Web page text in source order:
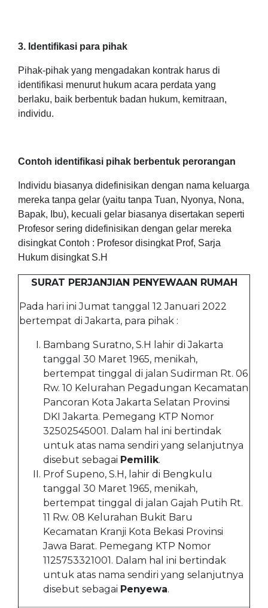
3. Identifikasi para pihak
Pihak-pihak yang mengadakan kontrak harus di
identifikasi menurut hukum acara perdata yang
berlaku, baik berbentuk badan hukum, kemitraan,
individu.
Contoh identifikasi pihak berbentuk perorangan
Individu biasanya didefinisikan dengan nama keluarga
mereka tanpa gelar (yaitu tanpa Tuan, Nyonya, Nona,
Bapak, Ibu), kecuali gelar biasanya disertakan seperti
Profesor sering didefinisikan dengan gelar mereka
disingkat Contoh : Profesor disingkat Prof, Sarja
Hukum disingkat S.H
SURAT PERJANJIAN PENYEWAAN RUMAH
Pada hari ini Jumat tanggal 12 Januari 2022
bertempat di Jakarta, para pihak :
Bambang Suratno, S.H lahir di Jakarta
tanggal 30 Maret 1965, menikah,
bertempat tinggal di jalan Sudirman Rt. 06
Rw. 10 Kelurahan Pegadungan Kecamatan
Pancoran Kota Jakarta Selatan Provinsi
DKI Jakarta. Pemegang KTP Nomor
32502545001. Dalam hal ini bertindak
untuk atas nama sendiri yang selanjutnya
disebut sebagai Pemilik.
Prof Supeno, S.H, lahir di Bengkulu
tanggal 30 Maret 1965, menikah,
bertempat tinggal di jalan Gajah Putih Rt.
11 Rw. 08 Kelurahan Bukit Baru
Kecamatan Kranji Kota Bekasi Provinsi
Jawa Barat. Pemegang KTP Nomor
1125753321001. Dalam hal ini bertindak
untuk atas nama sendiri yang selanjutnya
disebut sebagai Penyewa.